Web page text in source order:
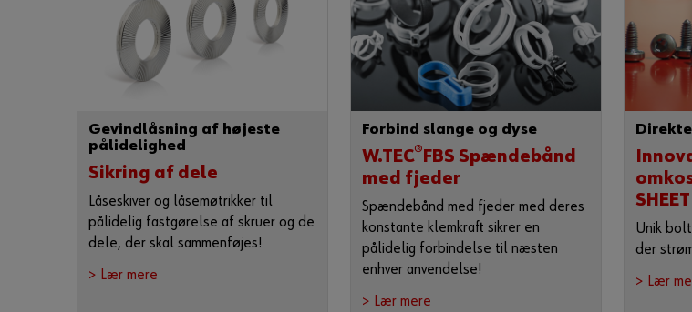
Gevindlåsning af højeste
pålidelighed
Sikring af dele
Låseskiver og låsemøtrikker til
pålidelig fastgørelse af skruer og de
dele, der skal sammenføjes!
> Lær mere
Forbind slange og dyse
W.TEC® FBS Spændebånd
med fjeder
Spændebånd med fjeder med deres
konstante klemkraft sikrer en
pålidelig forbindelse til næsten
enhver anvendelse!
> Lær mere
Unik
der
> Lær